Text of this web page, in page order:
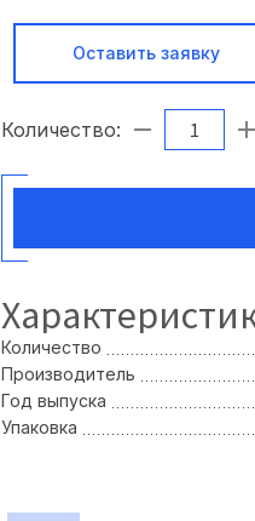
Оставить заявку
Количество:
Количество
Производитель
Год выпуска
Упаковка